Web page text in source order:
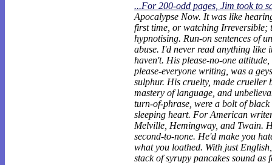
...For 200-odd pages, Jim took to
Apocalypse Now. It was like
first time, or watching Irreversible;
hypnotising. Run-on sentences of
abuse. I'd never read anything like
haven't. His please-no-one
please-everyone writing, was a
sulphur. His cruelty, made crueller
mastery of language, and
turn-of-phrase, were a bolt of
sleeping heart. For American
Melville, Hemingway, and Twain.
second-to-none. He'd make you
what you loathed. With just
stack of syrupy pancakes sound as